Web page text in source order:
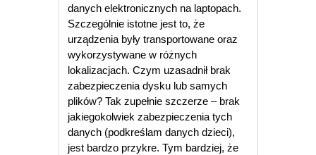
danych elektronicznych na laptopach.
Szczególnie istotne jest to, że
urządzenia były transportowane oraz
wykorzystywane w różnych
lokalizacjach. Czym uzasadnił brak
zabezpieczenia dysku lub samych
plików? Tak zupełnie szczerze – brak
jakiegokolwiek zabezpieczenia tych
danych (podkreślam danych dzieci),
jest bardzo przykre. Tym bardziej, że